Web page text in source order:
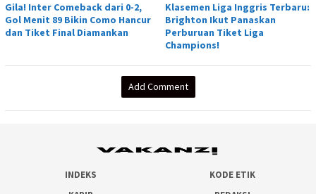
Gila! Inter Comeback dari 0-2,
Gol Menit 89 Bikin Como Hancur
dan Tiket Final Diamankan
Klasemen Liga Inggris Terbaru:
Brighton Ikut Panaskan
Perburuan Tiket Liga
Champions!
Add Comment
INDEKS
KODE ETIK